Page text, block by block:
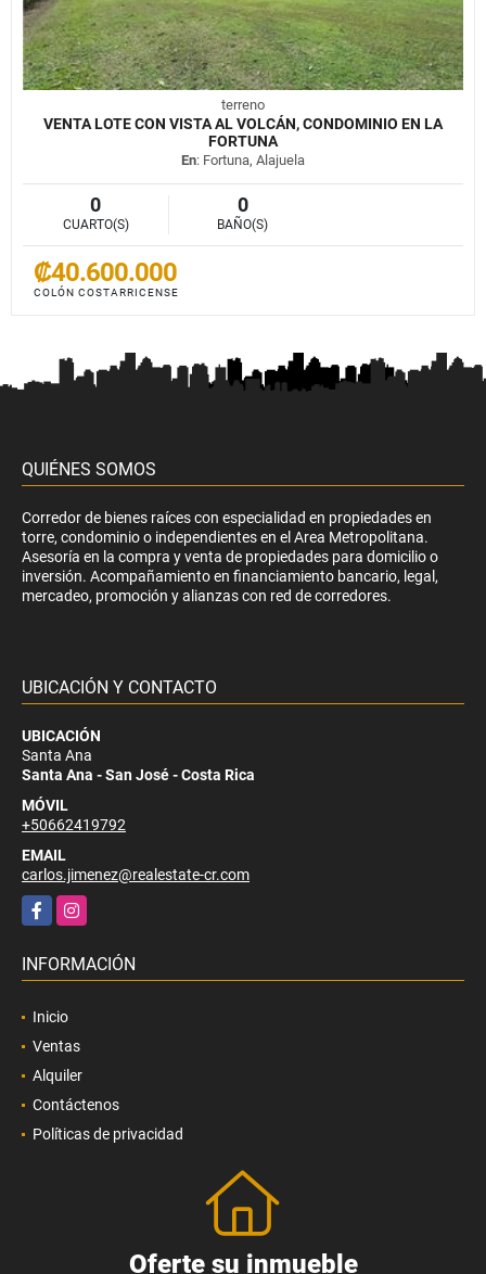
terreno
VENTA LOTE CON VISTA AL VOLCÁN, CONDOMINIO EN LA
FORTUNA
En: Fortuna, Alajuela
0
CUARTO(S)
0
BAÑO(S)
₡40.600.000
COLÓN COSTARRICENSE
QUIÉNES SOMOS
Corredor de bienes raíces con especialidad en propiedades en
torre, condominio o independientes en el Area Metropolitana.
Asesoría en la compra y venta de propiedades para domicilio o
inversión. Acompañamiento en financiamiento bancario, legal,
mercadeo, promoción y alianzas con red de corredores.
UBICACIÓN Y CONTACTO
UBICACIÓN
Santa Ana
Santa Ana - San José - Costa Rica
MÓVIL
+50662419792
EMAIL
carlos.jimenez@realestate-cr.com
FacebookInstagram
INFORMACIÓN
Inicio
Ventas
Alquiler
Contáctenos
Políticas de privacidad
Oferte su inmueble